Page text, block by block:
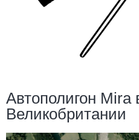
Автополигон Mira
Великобритании